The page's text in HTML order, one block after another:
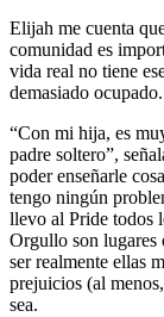
Elijah me cuenta
comunidad es
vida real no tiene
demasiado ocupado.
“Con mi hija, es
padre soltero”,
poder enseñarle
tengo ningún
llevo al Pride todos
Orgullo son lugares
ser realmente ellas
prejuicios (al
sea.